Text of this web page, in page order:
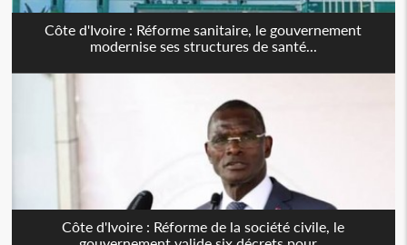
Côte d'Ivoire : Réforme sanitaire, le gouvernement
modernise ses structures de santé...
Côte d'Ivoire : Réforme de la société civile, le